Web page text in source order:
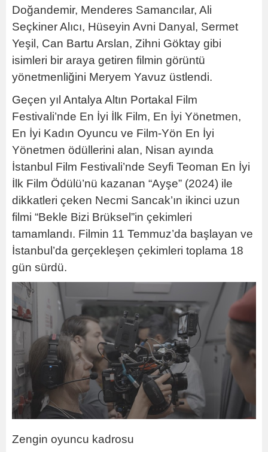
Doğandemir, Menderes Samancılar, Ali
Seçkiner Alıcı, Hüseyin Avni Danyal, Sermet
Yeşil, Can Bartu Arslan, Zihni Göktay gibi
isimleri bir araya getiren filmin görüntü
yönetmenliğini Meryem Yavuz üstlendi.
Geçen yıl Antalya Altın Portakal Film
Festivali’nde En İyi İlk Film, En İyi Yönetmen,
En İyi Kadın Oyuncu ve Film-Yön En İyi
Yönetmen ödüllerini alan, Nisan ayında
İstanbul Film Festivali’nde Seyfi Teoman En İyi
İlk Film Ödülü’nü kazanan “Ayşe” (2024) ile
dikkatleri çeken Necmi Sancak’ın ikinci uzun
filmi “Bekle Bizi Brüksel”in çekimleri
tamamlandı. Filmin 11 Temmuz’da başlayan ve
İstanbul’da gerçekleşen çekimleri toplama 18
gün sürdü.
Zengin oyuncu kadrosu